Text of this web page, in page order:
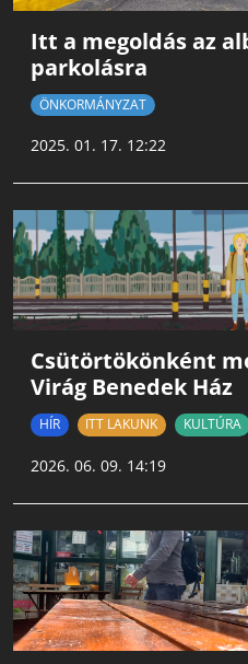
Itt a megoldás az
parkolásra
ÖNKORMÁNYZAT
2025. 01. 17. 12:22
Csütörtökönként
Virág Benedek Ház
HÍR ITT LAKUNK KULTÚRA
2026. 06. 09. 14:19